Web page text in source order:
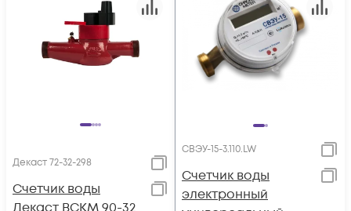
Декаст 72-32-298
Счетчик воды
СВЭУ-15-3.110.LW
Счетчик воды
электронный